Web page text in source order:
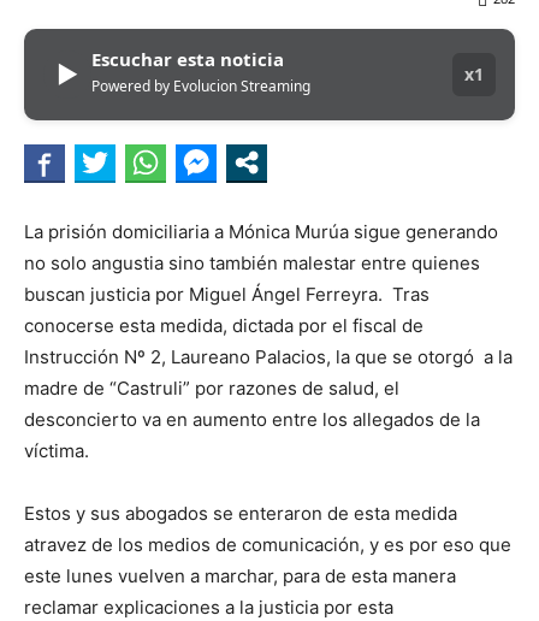
▶ Escuchar esta noticia
Powered by Evolucion Streaming
x1
La prisión domiciliaria a Mónica Murúa sigue generando
no solo angustia sino también malestar entre quienes
buscan justicia por Miguel Ángel Ferreyra. Tras
conocerse esta medida, dictada por el fiscal de
Instrucción Nº 2, Laureano Palacios, la que se otorgó a la
madre de “Castruli” por razones de salud, el
desconcierto va en aumento entre los allegados de la
víctima.
Estos y sus abogados se enteraron de esta medida
atravez de los medios de comunicación, y es por eso que
este lunes vuelven a marchar, para de esta manera
reclamar explicaciones a la justicia por esta